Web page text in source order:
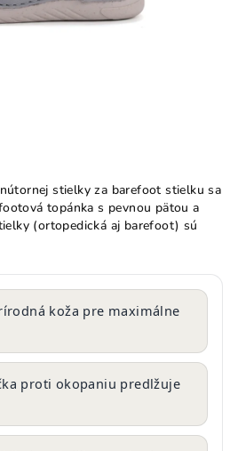
stielky za barefoot stielku sa
topánka s pevnou pätou a
(ortopedická aj barefoot) sú
koža pre maximálne
proti okopaniu predlžuje